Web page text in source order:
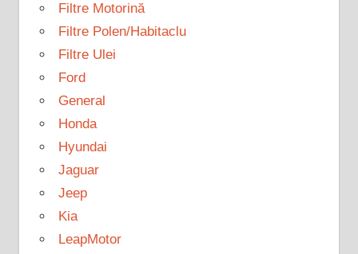
Filtre Motorină
Filtre Polen/Habitaclu
Filtre Ulei
Ford
General
Honda
Hyundai
Jaguar
Jeep
Kia
LeapMotor